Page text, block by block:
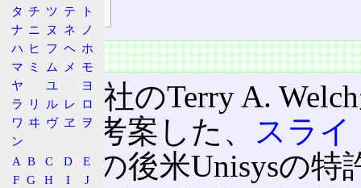
GIF問題
概要
旧DEC社のTerry A.
良して考案した、
スラ
ム。その後米Unisysの特
タ チ ツ テ
ト
ナ ニ ヌ ネ
ノ
ハ ヒ フ ヘ ホ
マ ミ ム メ
モ
ヤ
ユ
ヨ
ラ
リ ル レ ロ
ワ ヰ ヴ ヱ
ヲ
ン
A B C D
E
F G H I
J